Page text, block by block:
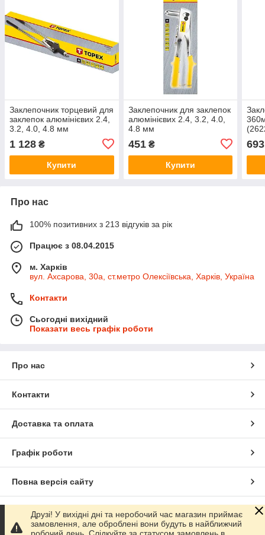
Заклепочник торцевий для
заклепок алюмінієвих 2.4,
3.2, 4.0, 4.8 мм
1 128 ₴
Купити
Заклепочник для заклепок
алюмінієвих 2.4, 3.2, 4.0,
4.8 мм
451₴
Купити
693
Про нас
100% позитивних з 213 відгуків за рік
Працює з 08.04.2015
м. Харків
вул. Ахсарова, 30а, ст.метро Олексіївська, Харків, Україна
Контакти
Сьогодні вихідний
Показати весь графік роботи
Про нас
Контакти
Доставка та оплата
Графік роботи
Повна версія сайту
Сайт створено на маркетплейсі Prom.ua
Друзі! У вихідні дні та неробочий час магазин приймає
замовлення, але оброблені вони будуть в найближчий